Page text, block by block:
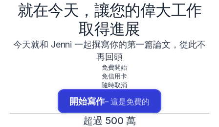
就在今天，讓您的偉大工作
取得進展
今天就和 Jenni 一起撰寫你的第一篇論文，從此不
再回頭
免費開始
免信用卡
隨時取消
開始寫作– 這是免費的
超過 500 萬